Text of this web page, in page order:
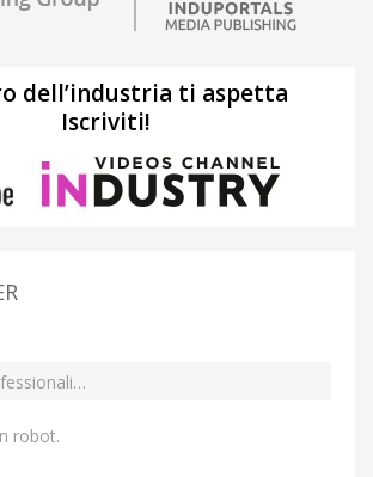
dell’industria ti aspetta
Iscriviti!
robot.